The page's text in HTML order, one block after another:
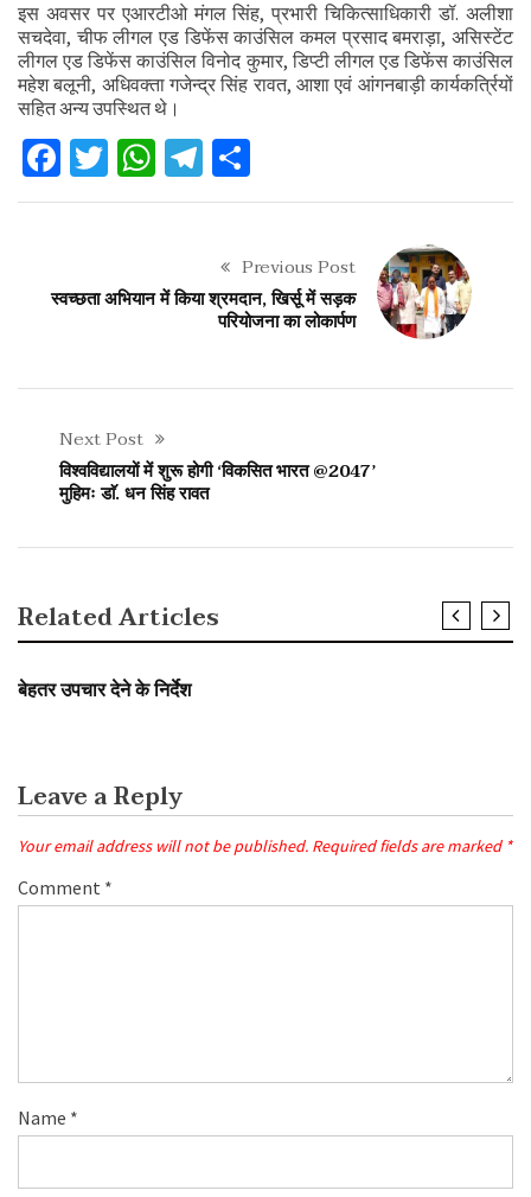
इस अवसर पर एआरटीओ मंगल सिंह, प्रभारी चिकित्साधिकारी डॉ. अलीशा
सचदेवा, चीफ लीगल एड डिफेंस काउंसिल कमल प्रसाद बमराड़ा, असिस्टेंट
लीगल एड डिफेंस काउंसिल विनोद कुमार, डिप्टी लीगल एड डिफेंस काउंसिल
महेश बलूनी, अधिवक्ता गजेन्द्र सिंह रावत, आशा एवं आंगनबाड़ी कार्यकर्त्रियों
सहित अन्य उपस्थित थे।
Facebook
Twitter
WhatsApp
Telegram
Previous Post
स्वच्छता अभियान में किया श्रमदान, खिर्सू में सड़क
परियोजना का लोकार्पण
Next Post
विश्वविद्यालयों में शुरू होगी ‘विकसित भारत @2047’
मुहिमः डाॅ. धन सिंह रावत
Related Articles
बेहतर उपचार देने के निर्देश
Leave a Reply
Your email address will not be published. Required fields are marked *
Comment *
Name *